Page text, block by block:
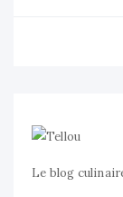
Le blog